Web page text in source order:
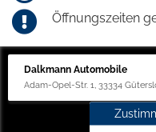
Öffnungszeiten
Dalkmann Automobile
Adam-Opel-Str. 1, 33334